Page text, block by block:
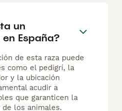
un
España?
de esta raza puede
como el pedigrí, la
y la ubicación
acudir a
que garanticen la
los animales.